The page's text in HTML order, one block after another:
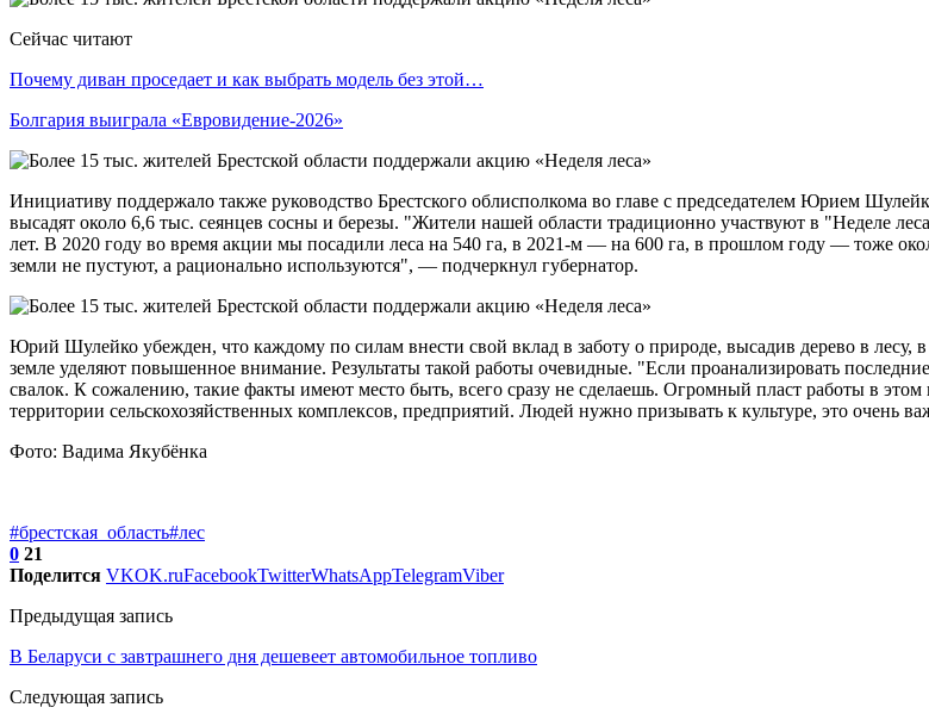
Сейчас читают
Почему диван проседает и как выбрать модель без этой…
Болгария выиграла «Евровидение-2026»
Инициативу поддержало также руководство Брестского облисполкома во главе с председателем Юрием
высадят около 6,6 тыс. сеянцев сосны и березы. "Жители нашей области традиционно участвуют в "Неделе
лет. В 2020 году во время акции мы посадили леса на 540 га, в 2021-м — на 600 га, в прошлом году — тоже
земли не пустуют, а рационально используются", — подчеркнул губернатор.
Юрий Шулейко убежден, что каждому по силам внести свой вклад в заботу о природе, высадив дерево в лесу,
земле уделяют повышенное внимание. Результаты такой работы очевидные. "Если проанализировать
свалок. К сожалению, такие факты имеют место быть, всего сразу не сделаешь. Огромный пласт работы в
территории сельскохозяйственных комплексов, предприятий. Людей нужно призывать к культуре, это очень
Фото: Вадима Якубёнка
#брестская_область#лес
0 21
Поделится VKOK.ruFacebookTwitterWhatsAppTelegramViber
Предыдущая запись
В Беларуси с завтрашнего дня дешевеет автомобильное топливо
Следующая запись